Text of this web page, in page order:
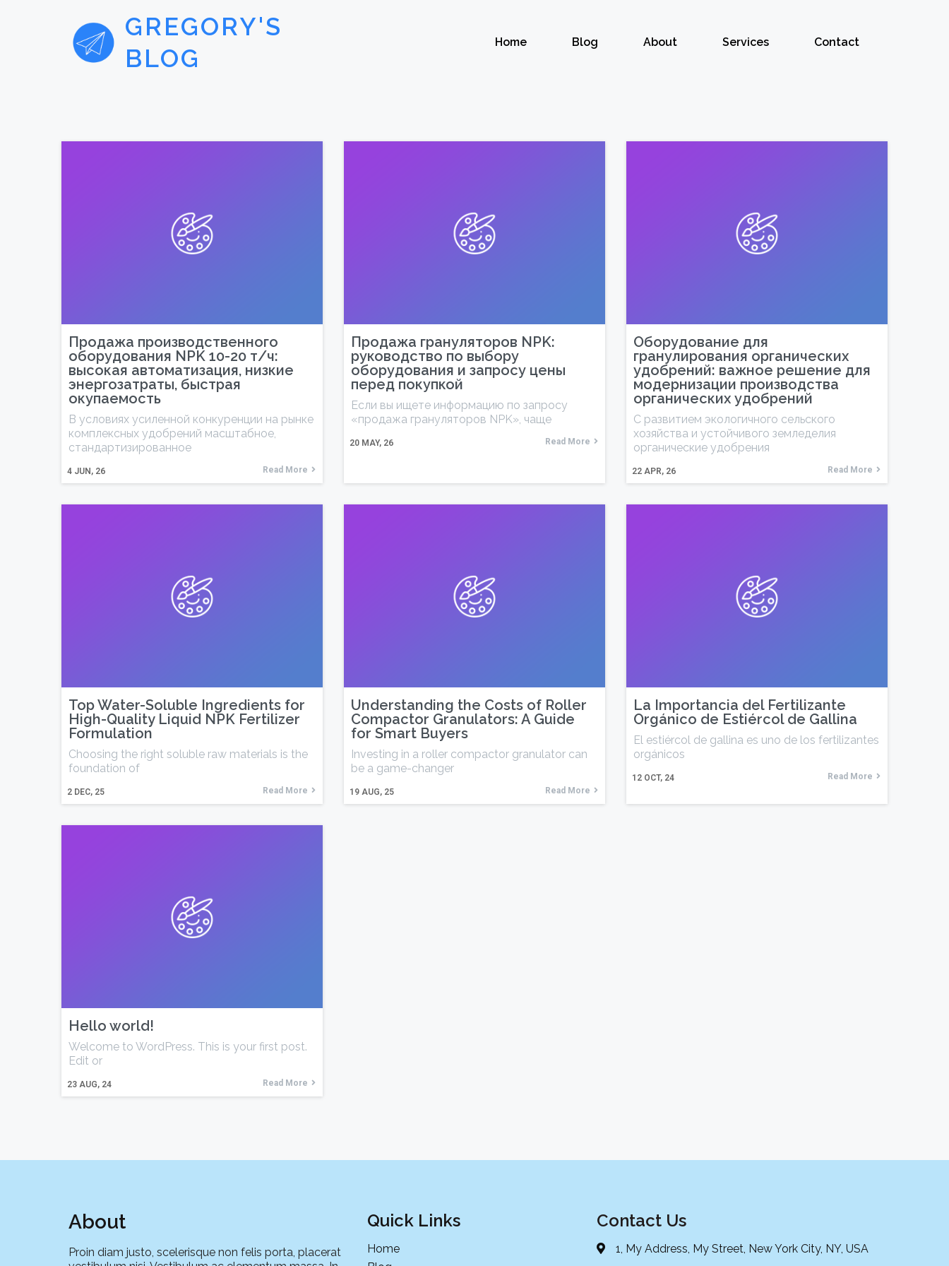
GREGORY'S
BLOG
Home Blog About Services Contact
Продажа производственного
оборудования NPK 10-20 т/ч:
высокая автоматизация, низкие
энергозатраты, быстрая
окупаемость
4 JUN, 26
В условиях усиленной конкуренции на рынке
комплексных удобрений масштабное,
стандартизированное
Read More
Продажа грануляторов NPK:
руководство по выбору
оборудования и запросу цены
перед покупкой
20 MAY, 26
Если вы ищете информацию по запросу
«продажа грануляторов NPK», чаще
Read More
Оборудование для
гранулирования органических
удобрений: важное решение для
модернизации производства
органических удобрений
22 APR, 26
С развитием экологичного сельского
хозяйства и устойчивого земледелия
органические удобрения
Read More
Top Water-Soluble Ingredients for
High-Quality Liquid NPK Fertilizer
Formulation
2 DEC, 25
Choosing the right soluble raw materials is the
foundation of
Read More
Understanding the Costs of Roller
Compactor Granulators: A Guide
for Smart Buyers
19 AUG, 25
Investing in a roller compactor granulator can
be a game-changer
Read More
La Importancia del Fertilizante
Orgánico de Estiércol de Gallina
12 OCT, 24
El estiércol de gallina es uno de los fertilizantes
orgánicos
Read More
Hello world!
23 AUG, 24
Welcome to WordPress. This is your first post.
Edit or
Read More
About
Proin diam justo, scelerisque non felis porta, placerat
Quick Links
Home
Contact Us
1, My Address, My Street, New York City, NY, USA